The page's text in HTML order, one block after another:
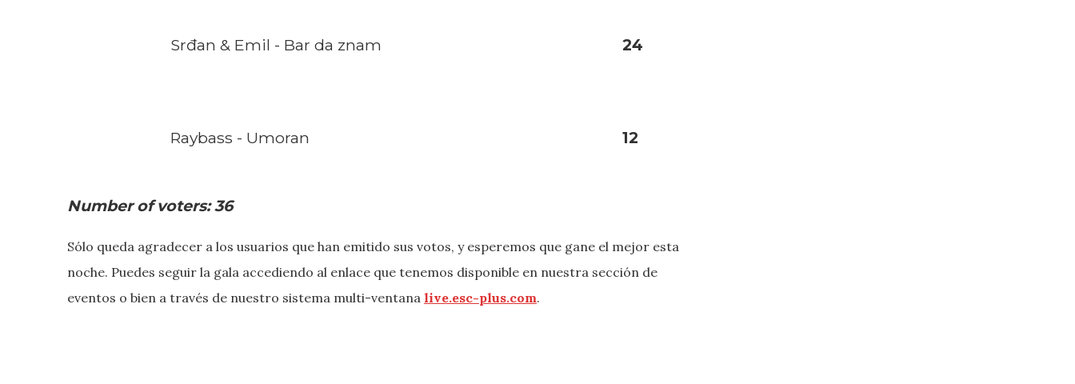
Srđan & Emil - Bar da znam 24
Raybass - Umoran 12
Number of voters: 36
Sólo queda agradecer a los usuarios que han emitido sus votos, y esperemos que gane el mejor esta
noche. Puedes seguir la gala accediendo al enlace que tenemos disponible en nuestra sección de
eventos o bien a través de nuestro sistema multi-ventana live.esc-plus.com.